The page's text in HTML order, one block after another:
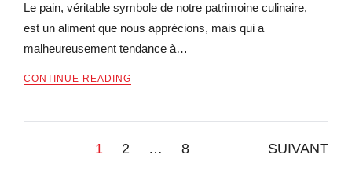
Le pain, véritable symbole de notre patrimoine culinaire,
est un aliment que nous apprécions, mais qui a
malheureusement tendance à…
CONTINUE READING
Pagination
1 2 … 8 SUIVANT